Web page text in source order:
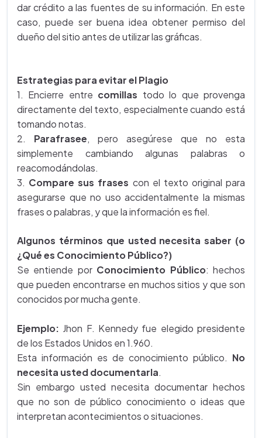
dar crédito a las fuentes de su información. En este
caso, puede ser buena idea obtener permiso del
dueño del sitio antes de utilizar las gráficas.
Estrategias para evitar el Plagio
1. Encierre entre comillas todo lo que provenga
directamente del texto, especialmente cuando está
tomando notas.
2. Parafrasee, pero asegúrese que no esta
simplemente cambiando algunas palabras o
reacomodándolas.
3. Compare sus frases con el texto original para
asegurarse que no uso accidentalmente la mismas
frases o palabras, y que la información es fiel.
Algunos términos que usted necesita saber (o
¿Qué es Conocimiento Público?)
Se entiende por Conocimiento Público: hechos
que pueden encontrarse en muchos sitios y que son
conocidos por mucha gente.
Ejemplo: Jhon F. Kennedy fue elegido presidente
de los Estados Unidos en 1.960.
Esta información es de conocimiento público. No
necesita usted documentarla.
Sin embargo usted necesita documentar hechos
que no son de público conocimiento o ideas que
interpretan acontecimientos o situaciones.